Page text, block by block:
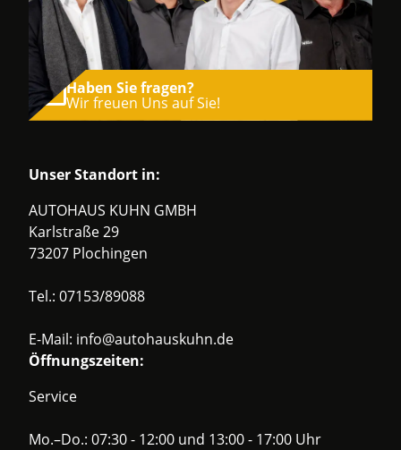
Haben Sie fragen?
Wir freuen Uns auf Sie!
Unser Standort in:
AUTOHAUS KUHN GMBH
Karlstraße 29
73207 Plochingen
Tel.: 07153/89088
E-Mail: info@autohauskuhn.de
Öffnungszeiten:
Service
Mo.–Do.: 07:30 - 12:00 und 13:00 - 17:00 Uhr